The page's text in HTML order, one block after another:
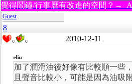
覺得鬧鐘/行事曆有改進的空間？→
Guest
8
0 0 2010-12-11
eliu
加了潤滑油後好像有比較順一些
且聲音比較小，可能是因為油吸